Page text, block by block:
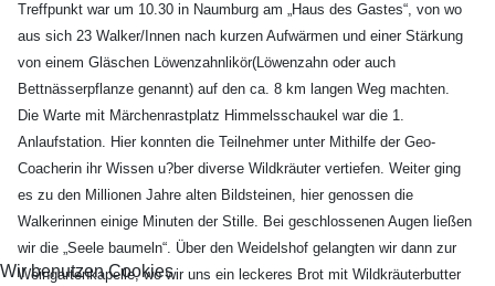
Treffpunkt war um 10.30 in Naumburg am „Haus des Gastes“, von wo
aus sich 23 Walker/Innen nach kurzen Aufwärmen und einer Stärkung
von einem Gläschen Löwenzahnlikör(Löwenzahn oder auch
Bettnässerpflanze genannt) auf den ca. 8 km langen Weg machten.
Die Warte mit Märchenrastplatz Himmelsschaukel war die 1.
Anlaufstation. Hier konnten die Teilnehmer unter Mithilfe der Geo-
Coacherin ihr Wissen u?ber diverse Wildkräuter vertiefen. Weiter ging
es zu den Millionen Jahre alten Bildsteinen, hier genossen die
Walkerinnen einige Minuten der Stille. Bei geschlossenen Augen ließen
wir die „Seele baumeln“. Über den Weidelshof gelangten wir dann zur
Weingartenkapelle, wo wir uns ein leckeres Brot mit Wildkräuterbutter
Wir benutzen Cookies